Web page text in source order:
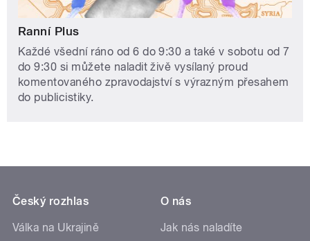
Ranní Plus
Každé všední ráno od 6 do 9:30 a také v sobotu od 7
do 9:30 si můžete naladit živě vysílaný proud
komentovaného zpravodajství s výrazným přesahem
do publicistiky.
Český rozhlas
Válka na Ukrajině
O nás
Jak nás naladíte